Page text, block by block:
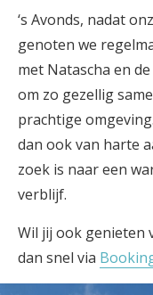
‘s Avonds, nadat
genoten we
met Natascha en
om zo gezellig
prachtige
dan ook van harte
zoek is naar een
verblijf.
Wil jij ook genieten
dan snel via